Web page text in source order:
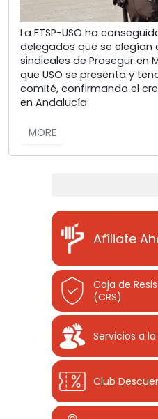
La FTSP-USO ha
delegados que se elegían
sindicales de Prosegur en
que USO se presenta y
comité, confirmando el
en Andalucía.
MORE
Afíliate
Caja de
(CRS)
Servicios a
Club